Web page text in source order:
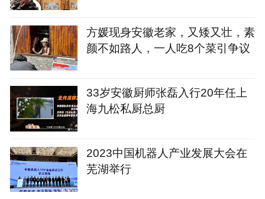
方媛现身安徽老家，又矮又壮，素
颜不如路人，一人吃8个菜引争议
33岁安徽厨师张磊入行20年任上
海九松私厨总厨
2023中国机器人产业发展大会在
芜湖举行